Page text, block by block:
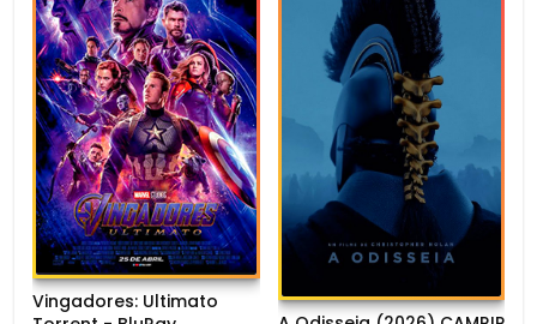
Vingadores: Ultimato